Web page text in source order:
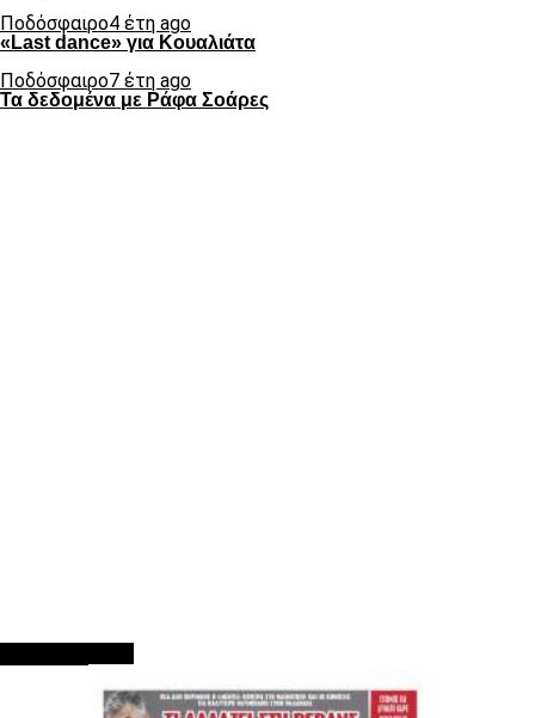
Ποδόσφαιρο4 έτη ago
«Last dance» για Κουαλιάτα
Ποδόσφαιρο7 έτη ago
Τα δεδομένα με Ράφα Σοάρες